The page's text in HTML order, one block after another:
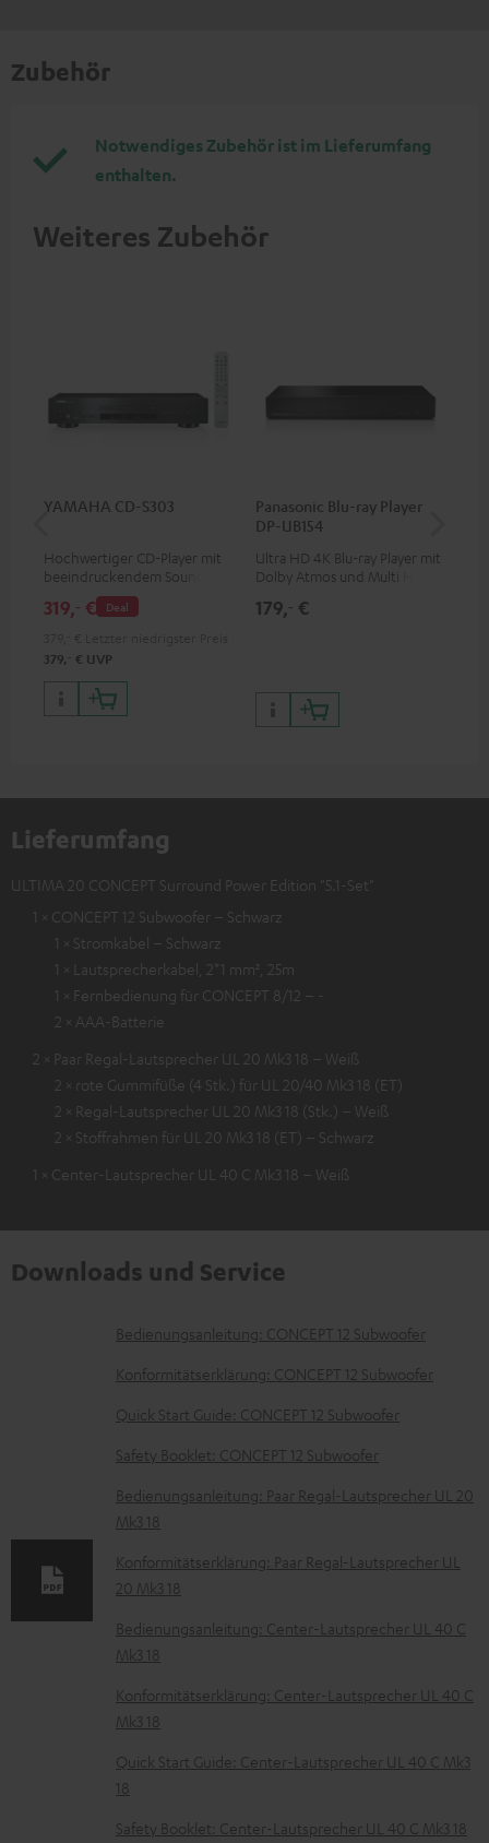
Zubehör
Notwendiges Zubehör ist im Lieferumfang
enthalten.
Weiteres Zubehör
YAMAHA CD-S303
Hochwertiger CD-Player mit
beeindruckendem Sound und
wertiger Verarbeitung
Deal
319,‐ €
379, ‐ € UVP
Panasonic Blu-ray Player
DP-UB154
Ultra HD 4K Blu-ray Player mit
Dolby Atmos und Multi HDR-
HDR10+ für eine überragende
179,‐ €
Lieferumfang
ULTIMA 20 CONCEPT Surround Power Edition "5.1-Set"
1 × CONCEPT 12 Subwoofer – Schwarz
1 × Stromkabel – Schwarz
1 × Lautsprecherkabel, 2*1 mm², 25m
1 × Fernbedienung für CONCEPT 8/12 – -
2 × AAA-Batterie
2 × Paar Regal-Lautsprecher UL 20 Mk3 18 – Weiß
2 × rote Gummifüße (4 Stk.) für UL 20/40 Mk3 18 (ET)
2 × Regal-Lautsprecher UL 20 Mk3 18 (Stk.) – Weiß
2 × Stoffrahmen für UL 20 Mk3 18 (ET) – Schwarz
1 × Center-Lautsprecher UL 40 C Mk3 18 – Weiß
Downloads und Service
D
o
u
m
e
n
t
e
z
u
m
H
e
r
u
Bedienungsanleitung: CONCEPT 12 Subwoofer
Konformitätserklärung: CONCEPT 12 Subwoofer
Quick Start Guide: CONCEPT 12 Subwoofer
Safety Booklet: CONCEPT 12 Subwoofer
Bedienungsanleitung: Paar Regal-Lautsprecher UL 20
Mk3 18
Konformitätserklärung: Paar Regal-Lautsprecher UL
20 Mk3 18
Bedienungsanleitung: Center-Lautsprecher UL 40 C
Mk3 18
Konformitätserklärung: Center-Lautsprecher UL 40 C
Mk3 18
Quick Start Guide: Center-Lautsprecher UL 40 C Mk3
18
Safety Booklet: Center-Lautsprecher UL 40 C Mk3 18